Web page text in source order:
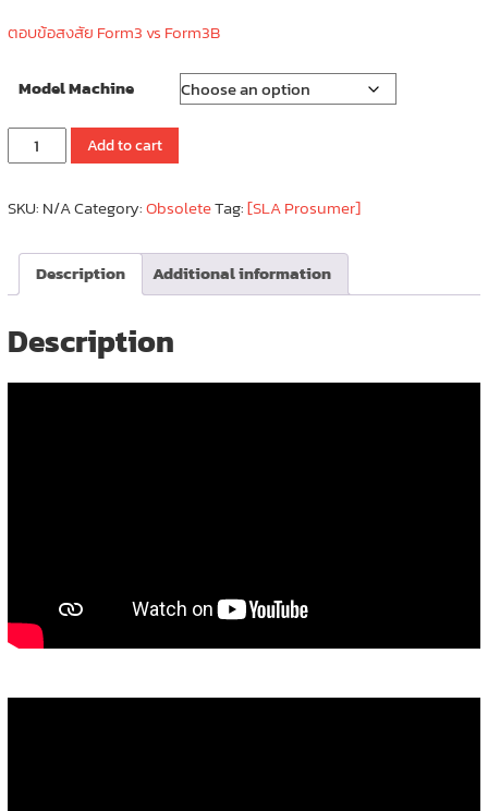
ตอบข้อสงสัย Form3 vs Form3B
Model Machine
Formlabs
Form
สำหรับ
ทัต
กรรม
แพทย์
quantity
Add to cart
SKU: N/ACategory:ObsoleteTag:[SLA Prosumer]
Description Additional information
Description